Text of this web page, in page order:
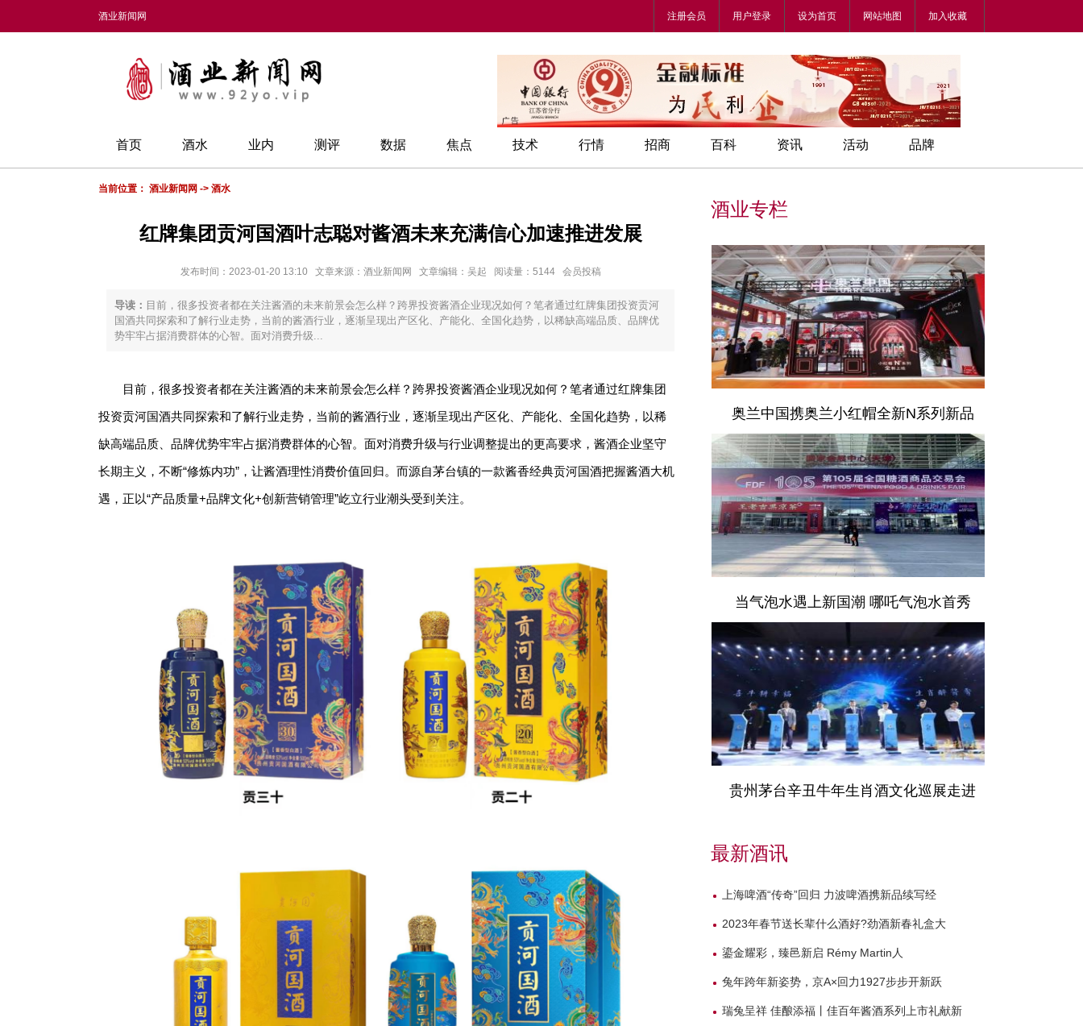
酒业新闻网 注册会员 用户登录 设为首页 网站地图 加入收藏
首页 酒水 业内 测评 数据 焦点 技术 行情 招商 百科 资讯 活动 品牌
当前位置： 酒业新闻网 -> 酒水
红牌集团贡河国酒叶志聪对酱酒未来充满信心加速推进发展
发布时间：2023-01-20 13:10 文章来源：酒业新闻网 文章编辑：吴起 阅读量：5144 会员投稿
导读： 目前，很多投资者都在关注酱酒的未来前景会怎么样？跨界投资酱酒企业现况如何？笔者通过红牌集团投资贡河
国酒共同探索和了解行业走势，当前的酱酒行业，逐渐呈现出产区化、产能化、全国化趋势，以稀缺高端品质、品牌优
势牢牢占据消费群体的心智。面对消费升级...
目前，很多投资者都在关注酱酒的未来前景会怎么样？跨界投资酱酒企业现况如何？笔者通过红牌集团
投资贡河国酒共同探索和了解行业走势，当前的酱酒行业，逐渐呈现出产区化、产能化、全国化趋势，以稀
缺高端品质、品牌优势牢牢占据消费群体的心智。面对消费升级与行业调整提出的更高要求，酱酒企业坚守
长期主义，不断“修炼内功”，让酱酒理性消费价值回归。而源自茅台镇的一款酱香经典贡河国酒把握酱酒大机
遇，正以“产品质量+品牌文化+创新营销管理”屹立行业潮头受到关注。
酒业专栏
奥兰中国携奥兰小红帽全新N系列新品
当气泡水遇上新国潮 哪吒气泡水首秀
贵州茅台辛丑牛年生肖酒文化巡展走进
最新酒讯
上海啤酒“传奇”回归 力波啤酒携新品续写经
2023年春节送长辈什么酒好?劲酒新春礼盒大
鎏金耀彩，臻邑新启 Rémy Martin人
兔年跨年新姿势，京A×回力1927步步开新跃
瑞兔呈祥 佳酿添福丨佳百年酱酒系列上市礼献新